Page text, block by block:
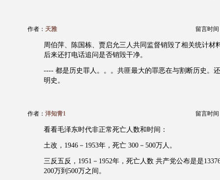
作者： 天雅 留言时间
周伯萍、陈国栋、贾启允三人共同监督销毁了相关统计材
后来还打电话追问是否销毁干净。
---- 都是历史罪人。。。共匪最大的罪恶在与割断历史。
明史。
作者： 洋知青1 留言时间
看看毛泽东时代非正常死亡人数和时间：
土改，1946－1953年，死亡 300－500万人。
三反五反，1951－1952年，死亡人数 共产党公布是是
200万到500万之间。